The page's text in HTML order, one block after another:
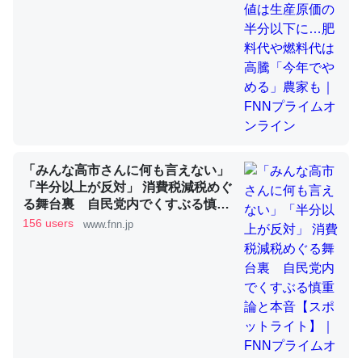
昆虫ってカルシウム少ないのか。知らんかった。調べたら
論文では「淡水はカルシウムも酸素も不足してて両方に不
利だから両方が拮抗してるのでは」とあって面白い。海に
いる鋏角類（カブトガニ・ウミグモ）はカルシウムを使わ
ずキチンを強化してる筈だが、酵素が違うのか？
─ニュース :: 【研究発表】昆虫学の大問題＝「昆虫はなぜ海にいな
「みんな高市さんに何も言えない」
「半分以上が反対」 消費税減税めぐ
る舞台裏 自民党内でくすぶる慎重
論と本音【スポットライト】｜FNN
156 users www.fnn.jp